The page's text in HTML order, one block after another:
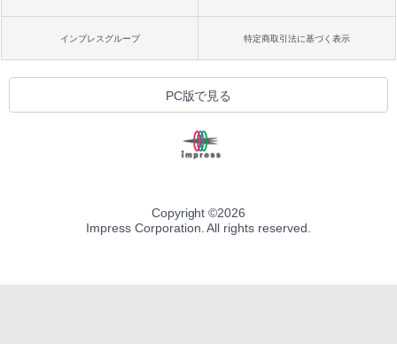
インプレスグループ 特定商取引法に基づく表示
PC版で見る
Copyright ©2026
Impress Corporation. All rights reserved.